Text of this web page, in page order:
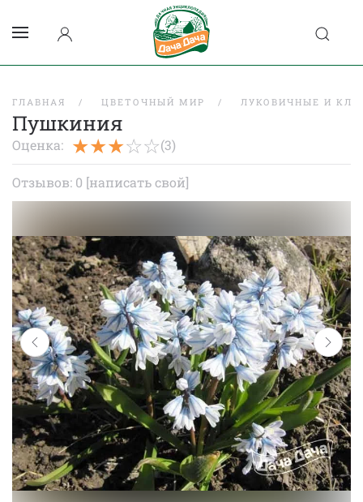
ГЛАВНАЯ ЦВЕТОЧНЫЙ МИР ЛУКОВИЧНЫЕ И
Пушкиния
Оценка: (3)
Отзывов: 0 [написать свой]